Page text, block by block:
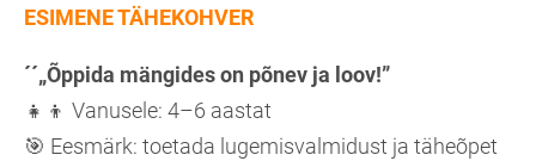
ESIMENE TÄHEKOHVER
´´„Õppida mängides on põnev ja loov!”
👧👦 Vanusele: 4–6 aastat
🎯 Eesmärk: toetada lugemisvalmidust ja täheõpet